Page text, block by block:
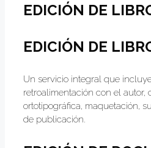
EDICIÓN DE
EDICIÓN DE
Un servicio integral que
retroalimentación con el autor,
ortotipográfica, maquetación,
de publicación.